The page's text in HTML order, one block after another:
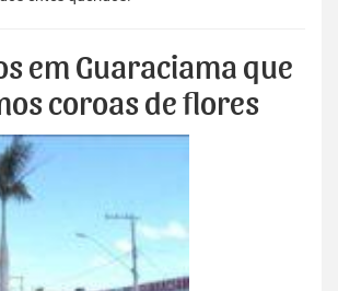
em Guaraciama que
coroas de flores